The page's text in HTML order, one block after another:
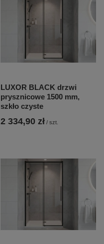
LUXOR BLACK drzwi
prysznicowe 1500 mm,
szkło czyste
2 334,90 zł / szt.